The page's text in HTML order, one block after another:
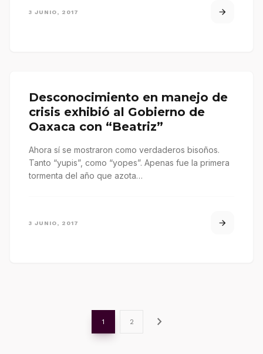
3 JUNIO, 2017
Desconocimiento en manejo de
crisis exhibió al Gobierno de
Oaxaca con “Beatriz”
Ahora sí se mostraron como verdaderos bisoños.
Tanto “yupis”, como “yopes”. Apenas fue la primera
tormenta del año que azota…
3 JUNIO, 2017
1 2 chevron_right